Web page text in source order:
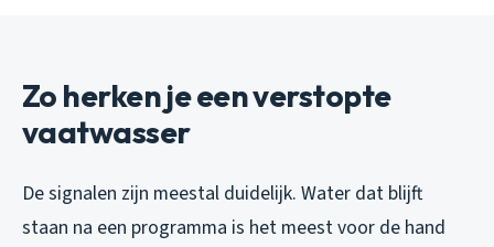
Zo herken je een verstopte
vaatwasser
De signalen zijn meestal duidelijk. Water dat blijft
staan na een programma is het meest voor de hand